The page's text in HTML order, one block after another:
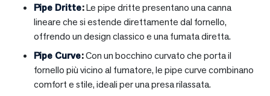
Pipe Dritte:Le pipe dritte presentano una canna
lineare che si estende direttamente dal fornello,
offrendo un design classico e una fumata diretta.
Pipe Curve:Con un bocchino curvato che porta il
fornello più vicino al fumatore, le pipe curve combinano
comfort e stile, ideali per una presa rilassata.